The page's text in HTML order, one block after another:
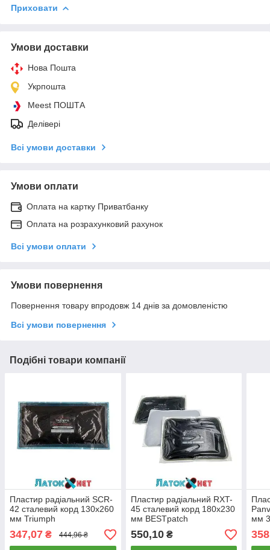
Приховати
Умови доставки
Нова Пошта
Укрпошта
Meest ПОШТА
Делівері
Всі умови доставки
Умови оплати
Оплата на картку Приватбанку
Оплата на розрахунковий рахунок
Всі умови оплати
Умови повернення
Повернення товару впродовж 14 днів за домовленістю
Всі умови повернення
Подібні товари компанії
Пластир радіальний SCR-
42 сталевий корд 130x260
мм Triumph
347,07 ₴ 444,96 ₴
Пластир радіальний RXT-
45 сталевий корд 180x230
мм BESTpatch
550,10₴
мм